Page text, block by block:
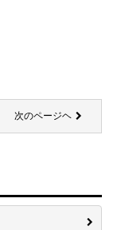
次のページヘ